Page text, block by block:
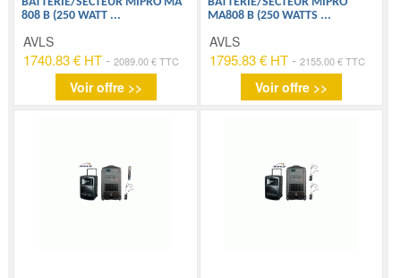
808 B (250 WATT ...
AVLS
1740.83 € HT -2089.00 € TTC
Voir offre >>
MA808 B (250 WATTS ...
AVLS
1795.83 € HT- 2155.00 € TTC
Voir offre >>